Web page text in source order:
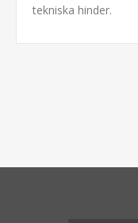
tekniska hinder.